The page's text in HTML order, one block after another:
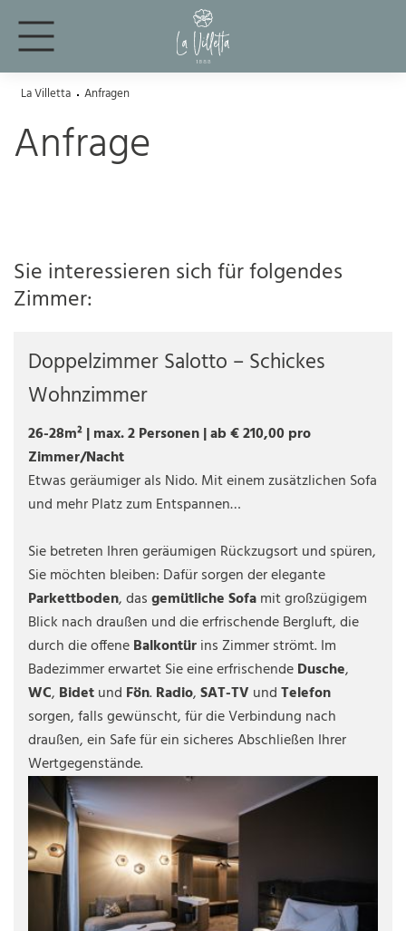
La Villetta Anfragen
Anfrage
Sie interessieren sich für folgendes
Zimmer:
Doppelzimmer Salotto – Schickes
Wohnzimmer
26-28m² | max. 2 Personen | ab € 210,00 pro
Zimmer/Nacht
Etwas geräumiger als Nido. Mit einem zusätzlichen Sofa
und mehr Platz zum Entspannen…
Sie betreten Ihren geräumigen Rückzugsort und spüren,
Sie möchten bleiben: Dafür sorgen der elegante
Parkettboden, dasgemütliche Sofamit großzügigem
Blick nach draußen und die erfrischende Bergluft, die
durch die offeneBalkontürins Zimmer strömt. Im
Badezimmer erwartet Sie eine erfrischendeDusche,
WC, Bidetund Fön.Radio,SAT-TV undTelefon
sorgen, falls gewünscht, für die Verbindung nach
draußen, ein Safe für ein sicheres Abschließen Ihrer
Wertgegenstände.